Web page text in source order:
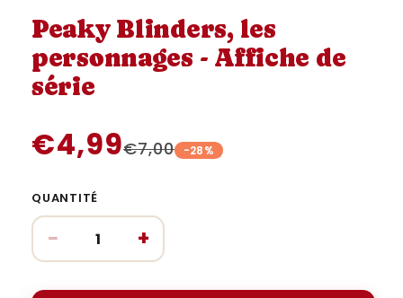
une
fenêtre
fenêtre
modale
Peaky Blinders, les
personnages - Affiche de
série
€4,99€7,00 -28%
QUANTITÉ
− +